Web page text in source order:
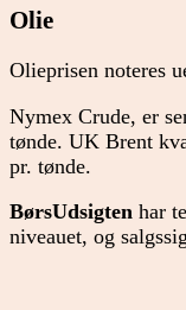
Olie
Olieprisen noteres
Nymex Crude, er
tønde. UK Brent
pr. tønde.
BørsUdsigten har
niveauet, og